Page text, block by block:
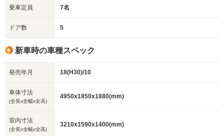
乗車定員 7名
ドア数 5
新車時の車種スペック
発売年月 18(H30)/10
車体寸法
(全長x全幅x全高)
4950x1850x1880(mm)
室内寸法
(全長x全幅x全高)
3210x1590x1400(mm)